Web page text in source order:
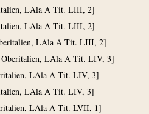
LAla A Tit. LIII, 2]
LAla A Tit. LIII, 2]
LAla A Tit. LIII, 2]
Oberitalien, LAla A Tit. LIV, 3]
LAla A Tit. LIV, 3]
LAla A Tit. LIV, 3]
LAla A Tit. LVII, 1]